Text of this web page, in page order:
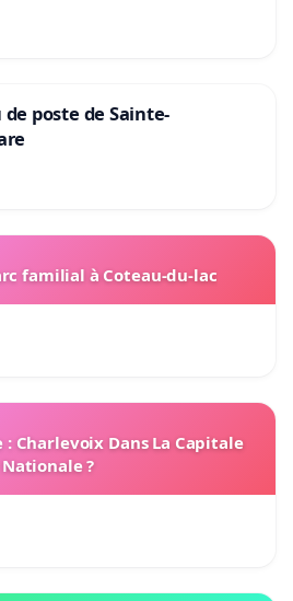
poste de Sainte-
familial à Coteau-du-lac
Charlevoix Dans La Capitale
Nationale ?